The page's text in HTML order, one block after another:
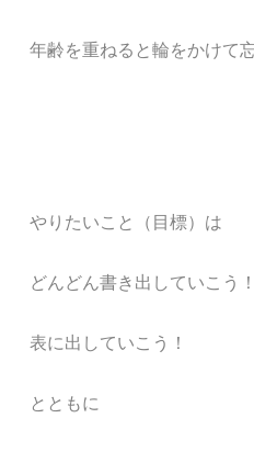
年齢を重ねると輪をかけて
やりたいこと（目標）は
どんどん書き出していこう！
表に出していこう！
とともに